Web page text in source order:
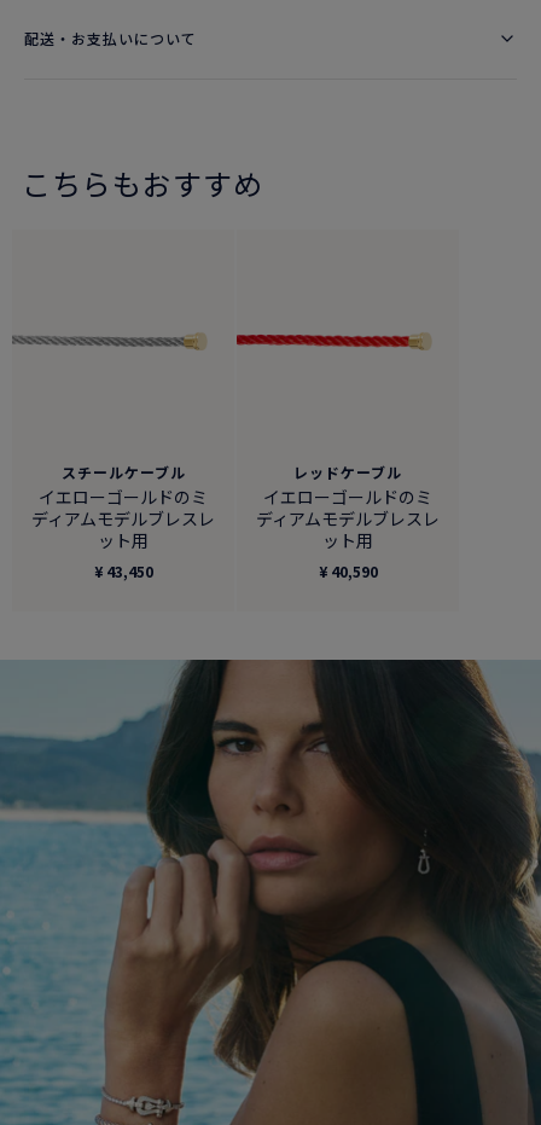
配送・お支払いについて
こちらもおすすめ
スチールケーブル
イエローゴールドのミ
ディアムモデルブレスレ
ット用
¥ 43,450
レッドケーブル
イエローゴールドのミ
ディアムモデルブレスレ
ット用
¥ 40,590